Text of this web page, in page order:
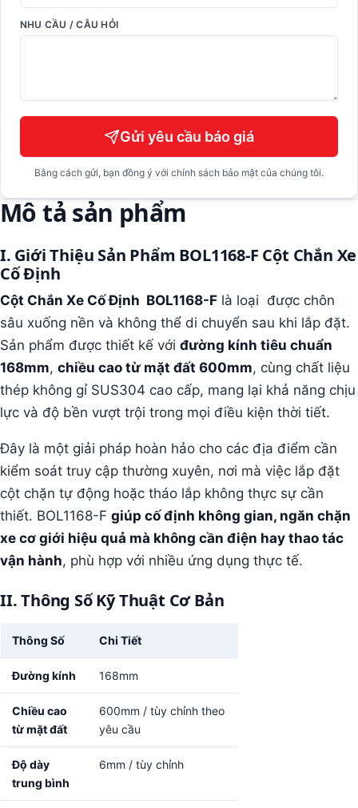
NHU CẦU / CÂU HỎI
Gửi yêu cầu báo giá
Bằng cách gửi, bạn đồng ý với chính sách bảo mật của chúng tôi.
Mô tả sản phẩm
I. Giới Thiệu Sản Phẩm BOL1168-F Cột Chắn Xe
Cố Định
Cột Chắn Xe Cố Định BOL1168-F là loại được chôn
sâu xuống nền và không thể di chuyển sau khi lắp đặt.
Sản phẩm được thiết kế với đường kính tiêu chuẩn
168mm, chiều cao từ mặt đất 600mm, cùng chất liệu
thép không gỉ SUS304 cao cấp, mang lại khả năng chịu
lực và độ bền vượt trội trong mọi điều kiện thời tiết.
Đây là một giải pháp hoàn hảo cho các địa điểm cần
kiểm soát truy cập thường xuyên, nơi mà việc lắp đặt
cột chặn tự động hoặc tháo lắp không thực sự cần
thiết. BOL1168-F giúp cố định không gian, ngăn chặn
xe cơ giới hiệu quả mà không cần điện hay thao tác
vận hành, phù hợp với nhiều ứng dụng thực tế.
II.Thông Số Kỹ Thuật Cơ Bản
Thông Số Chi Tiết
Đường kính 168mm
Chiều cao
từ mặt đất
600mm / tùy chỉnh theo
yêu cầu
Độ dày
trung bình
6mm / tùy chỉnh